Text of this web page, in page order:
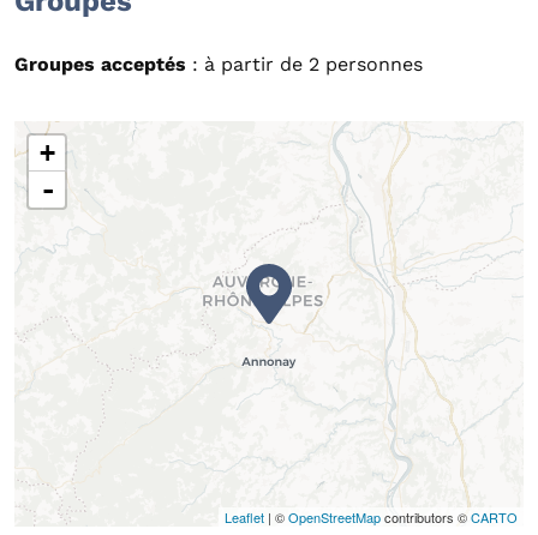
Groupes acceptés : à partir de 2 personnes
+
-
Leaflet | ©OpenStreetMapcontributors ©CARTO